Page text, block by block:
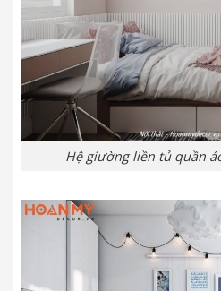
Hệ giường liền tủ quần